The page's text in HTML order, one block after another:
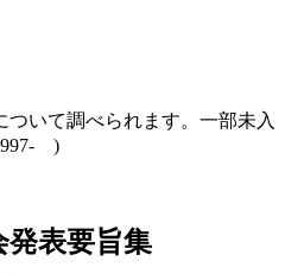
いて調べられます。一部未入
)
発表要旨集